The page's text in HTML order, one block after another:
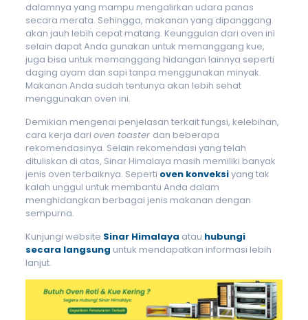
dalamnya yang mampu mengalirkan udara panas
secara merata. Sehingga, makanan yang dipanggang
akan jauh lebih cepat matang. Keunggulan dari oven ini
selain dapat Anda gunakan untuk memanggang kue,
juga bisa untuk memanggang hidangan lainnya seperti
daging ayam dan sapi tanpa menggunakan minyak.
Makanan Anda sudah tentunya akan lebih sehat
menggunakan oven ini.
Demikian mengenai penjelasan terkait fungsi, kelebihan,
cara kerja dari oven toaster dan beberapa
rekomendasinya. Selain rekomendasi yang telah
dituliskan di atas, Sinar Himalaya masih memiliki banyak
jenis oven terbaiknya. Seperti oven konveksiyang tak
kalah unggul untuk membantu Anda dalam
menghidangkan berbagai jenis makanan dengan
sempurna.
Kunjungi website Sinar Himalaya atau hubungi
secara langsung untuk mendapatkan informasi lebih
lanjut.